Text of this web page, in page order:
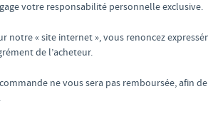
votre responsabilité personnelle exclusive.
notre « site internet », vous renoncez
de l’acheteur.
ne vous sera pas remboursée, afin de